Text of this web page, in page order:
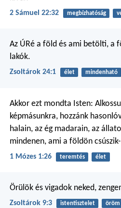
2 Sámuel 22:32 megbízhatóság
Az ÚRé a föld és ami betölti, a
lakók.
Zsoltárok 24:1 élet mindenható
Akkor ezt mondta Isten:
képmásunkra, hozzánk
halain, az ég madarain, az
mindenen, ami a földön
1 Mózes 1:26 teremtés élet
Örülök és vigadok neked,
Zsoltárok 9:3 istentisztelet öröm